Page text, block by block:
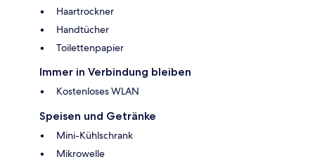
Haartrockner
Handtücher
Toilettenpapier
Immer in Verbindung bleiben
Kostenloses WLAN
Speisen und Getränke
Mini-Kühlschrank
Mikrowelle